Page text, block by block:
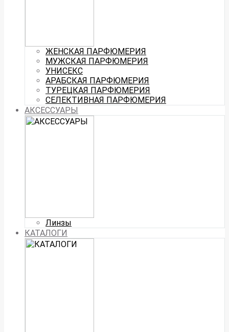
ЖЕНСКАЯ ПАРФЮМЕРИЯ
МУЖСКАЯ ПАРФЮМЕРИЯ
УНИСЕКС
АРАБСКАЯ ПАРФЮМЕРИЯ
ТУРЕЦКАЯ ПАРФЮМЕРИЯ
СЕЛЕКТИВНАЯ ПАРФЮМЕРИЯ
АКСЕССУАРЫ
Линзы
КАТАЛОГИ